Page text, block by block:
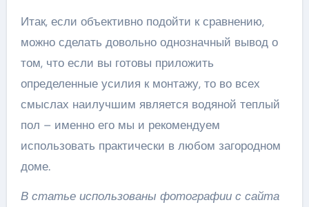
Итак, если объективно подойти к сравнению,
можно сделать довольно однозначный вывод о
том, что если вы готовы приложить
определенные усилия к монтажу, то во всех
смыслах наилучшим является водяной теплый
пол – именно его мы и рекомендуем
использовать практически в любом загородном
доме.
В статье использованы фотографии с сайта